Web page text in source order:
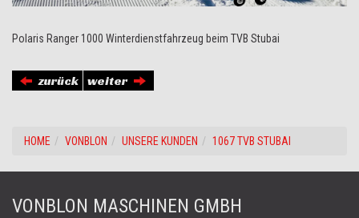
Polaris Ranger 1000 Winterdienstfahrzeug beim TVB Stubai
zurück weiter
HOME VONBLON UNSERE KUNDEN 1067 TVB STUBAI
VONBLON MASCHINEN GMBH